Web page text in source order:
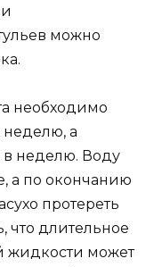
можно
необходимо
неделю, а
в неделю. Воду
а по окончанию
протереть
что длительное
жидкости может